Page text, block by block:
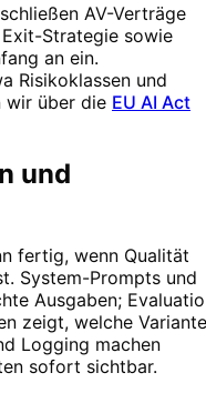
AV-Verträge
Strategie sowie
an ein.
Risikoklassen und
wir über die EU AI Act
und
fertig, wenn Qualität
System-Prompts und
Ausgaben;
zeigt, welche Variante
Logging machen
sofort sichtbar.